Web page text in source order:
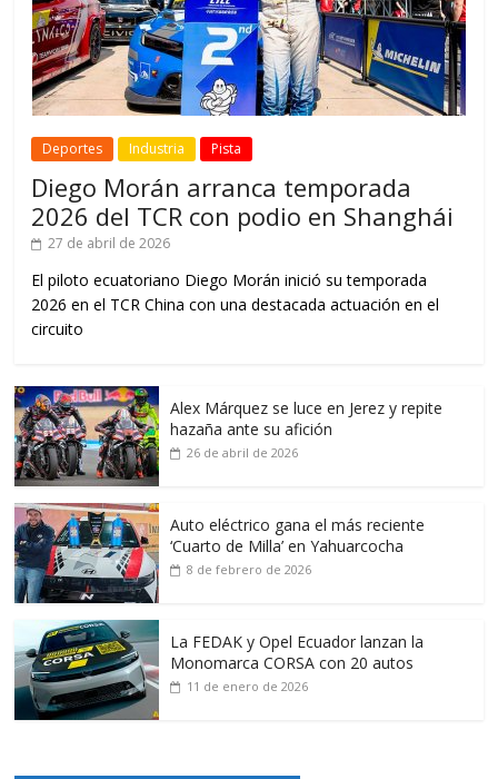
Deportes Industria Pista
Diego Morán arranca temporada
2026 del TCR con podio en Shanghái
27 de abril de 2026
El piloto ecuatoriano Diego Morán inició su temporada
2026 en el TCR China con una destacada actuación en el
circuito
Alex Márquez se luce en Jerez y repite
hazaña ante su afición
26 de abril de 2026
Auto eléctrico gana el más reciente
‘Cuarto de Milla’ en Yahuarcocha
8 de febrero de 2026
La FEDAK y Opel Ecuador lanzan la
Monomarca CORSA con 20 autos
11 de enero de 2026